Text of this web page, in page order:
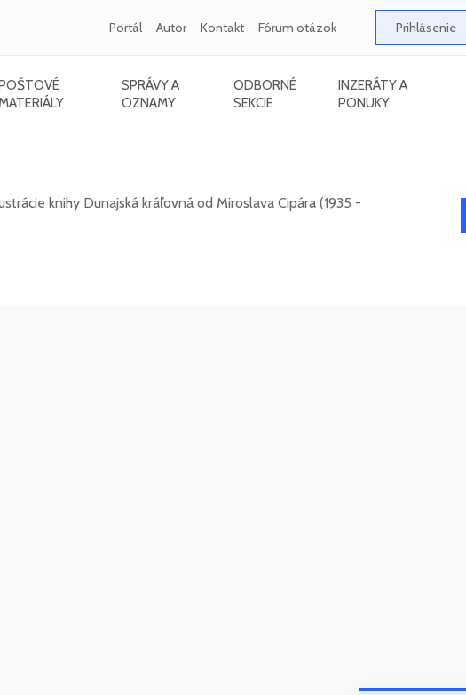
Portál Autor Kontakt Fórum otázok Prihlásenie
MATERIÁLY
SPRÁVY A
OZNAMY
ODBORNÉ
SEKCIE
INZERÁTY A
PONUKY
knihy Dunajská kráľovná od Miroslava Cipára (1935 -